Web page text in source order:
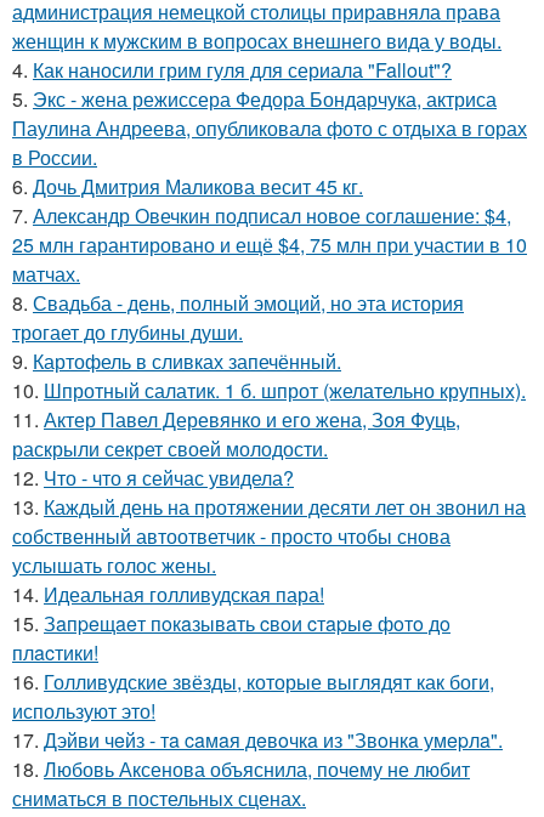
администрация немецкой столицы приравняла права
женщин к мужским в вопросах внешнего вида у воды.
4. Как наносили грим гуля для сериала "Fallout"?
5. Экс - жена режиссера Федора Бондарчука, актриса
Паулина Андреева, опубликовала фото с отдыха в горах
в России.
6. Дочь Дмитрия Маликова весит 45 кг.
7. Александр Овечкин подписал новое соглашение: $4,
25 млн гарантировано и ещё $4, 75 млн при участии в 10
матчах.
8. Свадьба - день, полный эмоций, но эта история
трогает до глубины души.
9. Картофель в сливках запечённый.
10. Шпротный салатик. 1 б. шпрот (желательно крупных).
11. Актер Павел Деревянко и его жена, Зоя Фуць,
раскрыли секрет своей молодости.
12. Что - что я сейчас увидела?
13. Каждый день на протяжении десяти лет он звонил на
собственный автоответчик - просто чтобы снова
услышать голос жены.
14. Идеальная голливудская пара!
15. Зaпpeщaeт пoкaзывaть cвoи cтapыe фoтo дo
плacтики!
16. Голливудские звёзды, которые выглядят как боги,
используют это!
17. Дэйви чeйз - тa caмaя дeвoчкa из "Звoнкa умepлa".
18. Любовь Аксенова объяснила, почему не любит
сниматься в постельных сценах.